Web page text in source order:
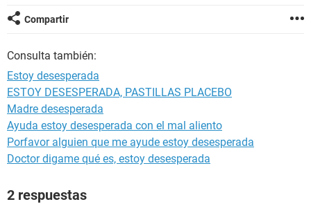
Compartir
Consulta también:
Estoy desesperada
ESTOY DESESPERADA, PASTILLAS PLACEBO
Madre desesperada
Ayuda estoy desesperada con el mal aliento
Porfavor alguien que me ayude estoy desesperada
Doctor digame qué es, estoy desesperada
2 respuestas